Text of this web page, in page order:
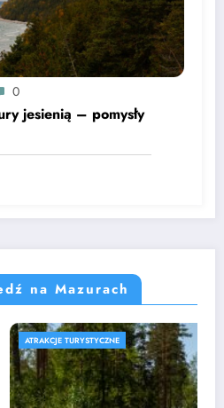
0
jesienią – pomysły
na Mazurach